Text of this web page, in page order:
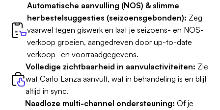
Automatische aanvulling (NOS) & slimme
herbestelsuggesties (seizoensgebonden): Zeg
vaarwel tegen giswerk en laat je seizoens- en NOS-
verkoop groeien, aangedreven door up-to-date
verkoop- en voorraadgegevens.
Volledige zichtbaarheid in aanvulactiviteiten: Zie
wat Carlo Lanza aanvult, wat in behandeling is en blijf
altijd in sync.
Naadloze multi-channel ondersteuning: Of je